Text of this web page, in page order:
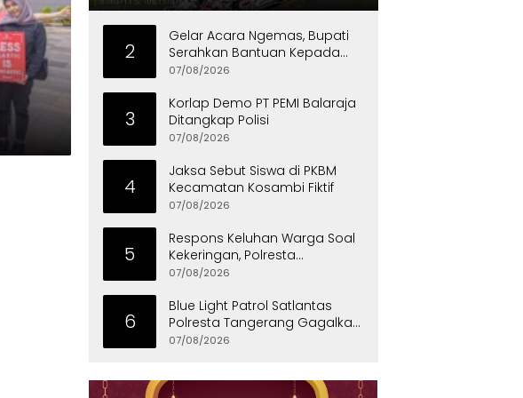
2
Gelar Acara Ngemas, Bupati
Serahkan Bantuan Kepada
Penyandang Disabilitas
07/08/2026
3
Korlap Demo PT PEMI Balaraja
Ditangkap Polisi
07/08/2026
4
Jaksa Sebut Siswa di PKBM
Kecamatan Kosambi Fiktif
07/08/2026
5
Respons Keluhan Warga Soal
Kekeringan, Polresta
Tangerang Salurkan Bantuan
07/08/2026
6
Blue Light Patrol Satlantas
Polresta Tangerang Gagalkan
Aksi Curanmor, Dua Pria
07/08/2026